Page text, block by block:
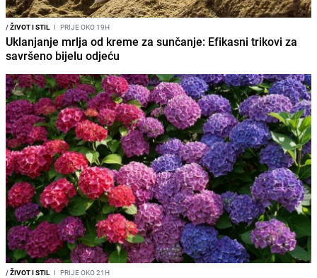
/ŽIVOT I STIL I PRIJE OKO 19H
Uklanjanje mrlja od kreme za sunčanje: Efikasni trikovi za
savršeno bijelu odjeću
/ŽIVOT I STIL I PRIJE OKO 21H